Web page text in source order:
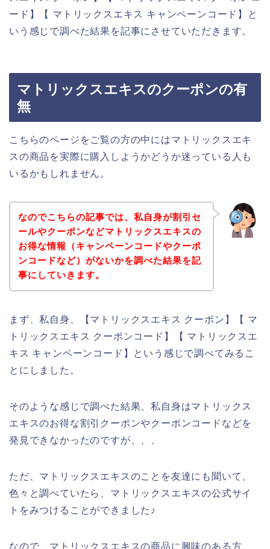
ード】【 マトリックスエキス キャンペーンコード】と
いう感じで調べた結果を記事にさせていただきます。
マトリックスエキスのクーポンの有
無
こちらのページをご覧の方の中にはマトリックスエキ
スの商品を実際に購入しようかどうか迷っている人も
いるかもしれません。
なのでこちらの記事では、私自身が割引セ
ールやクーポンなどマトリックスエキスの
お得な情報（キャンペーンコードやクーポ
ンコードなど）がないかを調べた結果を記
事にしていきます。
まず、私自身、【マトリックスエキス クーポン】【 マ
トリックスエキス クーポンコード】【 マトリックスエ
キス キャンペーンコード】という感じで調べてみるこ
とにしました。
そのような感じで調べた結果、私自身はマトリックス
エキスのお得な割引クーポンやクーポンコードなどを
発見できなかったのですが、、、
ただ、マトリックスエキスのことを友達にも聞いて、
色々と調べていたら、マトリックスエキスの公式サイ
トをみつけることができました♪
なので、マトリックスエキスの商品に興味のある方